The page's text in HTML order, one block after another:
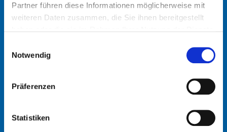
Partner führen diese Informationen möglicherweise mit
weiteren Daten zusammen, die Sie ihnen bereitgestellt
Notwendig
Präferenzen
Statistiken